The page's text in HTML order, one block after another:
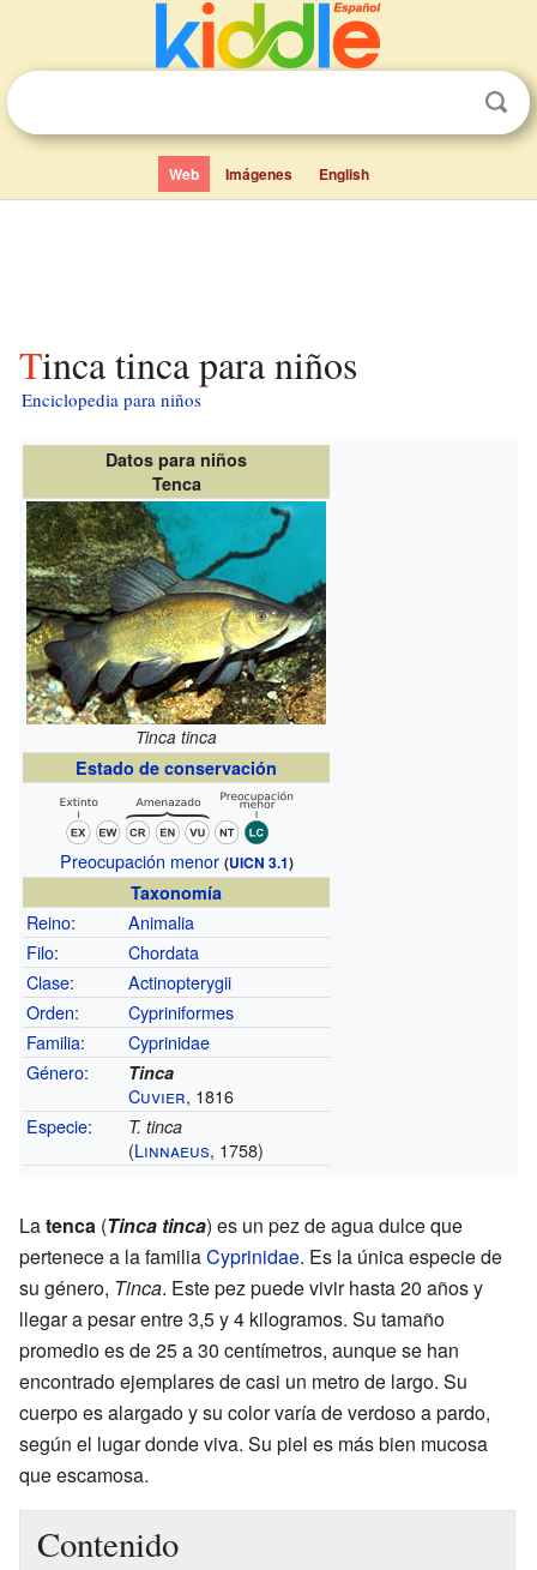
Web Imágenes English
Tinca tinca para niños
Enciclopedia para niños
Datos para niños
Tenca
Tinca tinca
Estado de conservación
Preocupación menor (UICN 3.1)
Taxonomía
Reino:
Animalia
Filo:
Chordata
Clase:
Actinopterygii
Orden:
Cypriniformes
Familia:
Cyprinidae
Género: Tinca
Cuvier, 1816
Especie: T. tinca
(Linnaeus, 1758)
Latenca (Tinca tinca) es un pez de agua dulce que
pertenece a la familiaCyprinidae. Es la única especie de
su género, Tinca. Este pez puede vivir hasta 20 años y
llegar a pesar entre 3,5 y 4 kilogramos. Su tamaño
promedio es de 25 a 30 centímetros, aunque se han
encontrado ejemplares de casi un metro de largo. Su
cuerpo es alargado y su color varía de verdoso a pardo,
según el lugar donde viva. Su piel es más bien mucosa
que escamosa.
Contenido